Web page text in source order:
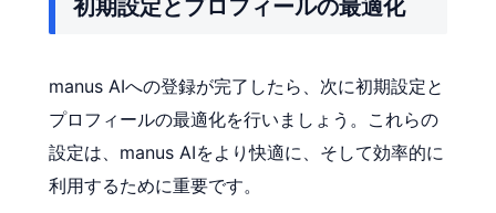
初期設定とプロフィールの最適化
manus AIへの登録が完了したら、次に初期設定と
プロフィールの最適化を行いましょう。これらの
設定は、manus AIをより快適に、そして効率的に
利用するために重要です。